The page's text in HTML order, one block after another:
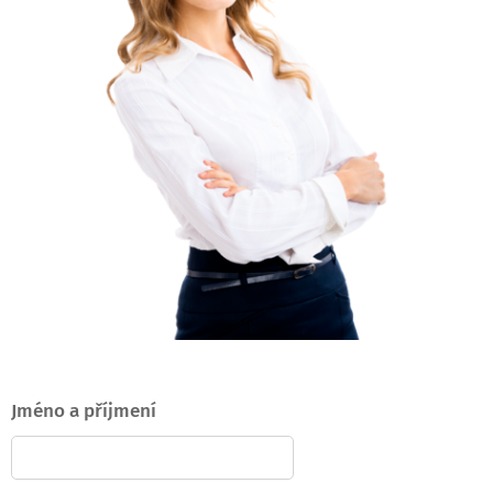
Jméno a příjmení